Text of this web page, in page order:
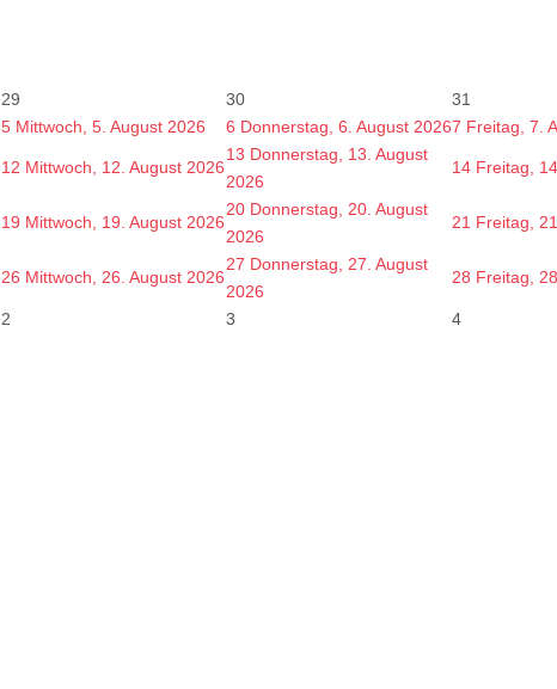
29 30 31
5 Mittwoch, 5. August 2026 6 Donnerstag, 6. August 20267 Freitag, 7.
12 Mittwoch, 12. August 2026
13 Donnerstag, 13. August
2026
14 Freitag,
19 Mittwoch, 19. August 2026
20 Donnerstag, 20. August
2026
21 Freitag,
26 Mittwoch, 26. August 2026
27 Donnerstag, 27. August
2026
28 Freitag,
2 3 4